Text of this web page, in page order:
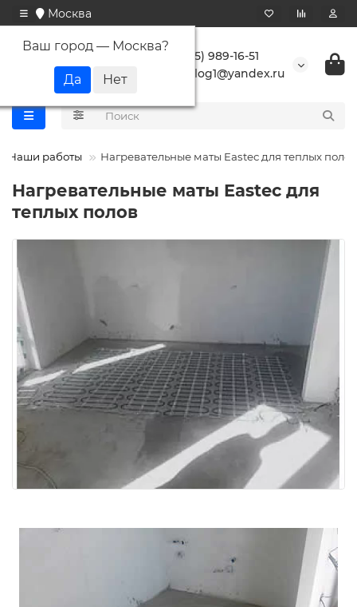
Москва
Ваш город — Москва?
+7 (495) 989-16-51
buranlog1@yandex.ru
Наши работы Нагревательные маты Eastec для теплых полов
Нагревательные маты Eastec для
теплых полов